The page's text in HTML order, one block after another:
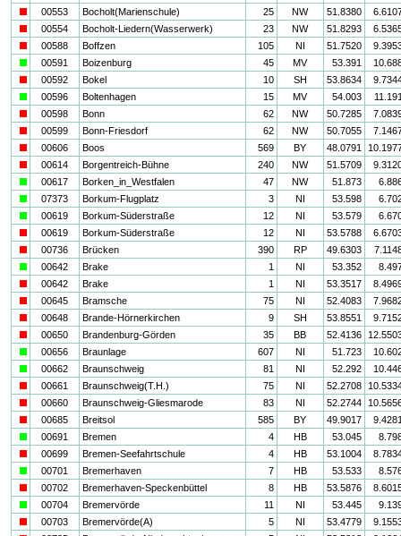
00553 Bocholt(Marienschule) 25 NW 51.8380
00554 Bocholt-Liedern(Wasserwerk) 23 NW 51.8293
00588 Boffzen 105 NI 51.7520
00591 Boizenburg 45 MV 53.391
00592 Bokel 10 SH 53.8634
00596 Boltenhagen 15 MV 54.003
00598 Bonn 62 NW 50.7285
00599 Bonn-Friesdorf 62 NW 50.7055
00606 Boos 569 BY 48.0791
00614 Borgentreich-Bühne 240 NW 51.5709
00617 Borken_in_Westfalen 47 NW 51.873
07373 Borkum-Flugplatz 3 NI 53.598
00619 Borkum-Süderstraße 12 NI 53.579
00619 Borkum-Süderstraße 12 NI 53.5788
00736 Brücken 390 RP 49.6303
00642 Brake 1 NI 53.352
00642 Brake 1 NI 53.3517
00645 Bramsche 75 NI 52.4083
00648 Brande-Hörnerkirchen 9 SH 53.8551
00650 Brandenburg-Görden 35 BB 52.4136
00656 Braunlage 607 NI 51.723
00662 Braunschweig 81 NI 52.292
00661 Braunschweig(T.H.) 75 NI 52.2708
00660 Braunschweig-Gliesmarode 83 NI 52.2744
00685 Breitsol 585 BY 49.9017
00691 Bremen 4 HB 53.045
00699 Bremen-Seefahrtschule 4 HB 53.1004
00701 Bremerhaven 7 HB 53.533
00702 Bremerhaven-Speckenbüttel 8 HB 53.5876
00704 Bremervörde 11 NI 53.445
00703 Bremervörde(A) 5 NI 53.4779